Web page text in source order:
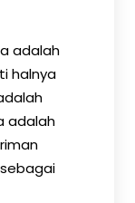
adalah
halnya
adalah